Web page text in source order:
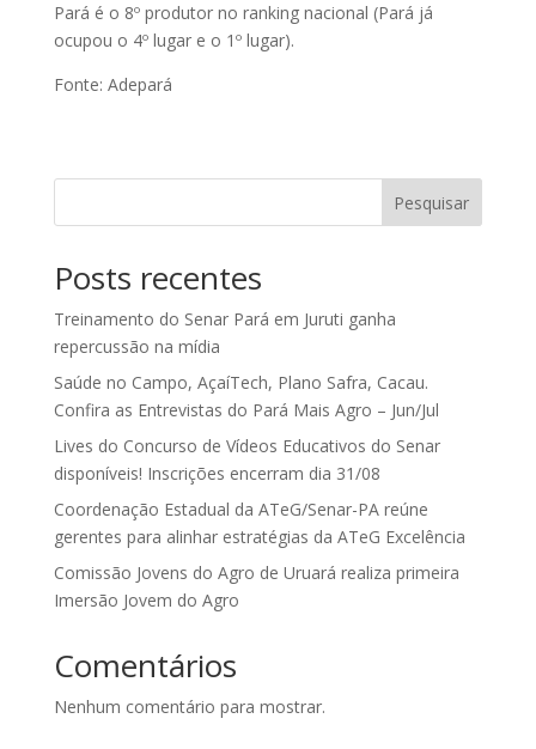
Pará é o 8º produtor no ranking nacional (Pará já
ocupou o 4º lugar e o 1º lugar).
Fonte: Adepará
Pesquisar
Posts recentes
Treinamento do Senar Pará em Juruti ganha
repercussão na mídia
Saúde no Campo, AçaíTech, Plano Safra, Cacau.
Confira as Entrevistas do Pará Mais Agro – Jun/Jul
Lives do Concurso de Vídeos Educativos do Senar
disponíveis! Inscrições encerram dia 31/08
Coordenação Estadual da ATeG/Senar-PA reúne
gerentes para alinhar estratégias da ATeG Excelência
Comissão Jovens do Agro de Uruará realiza primeira
Imersão Jovem do Agro
Comentários
Nenhum comentário para mostrar.